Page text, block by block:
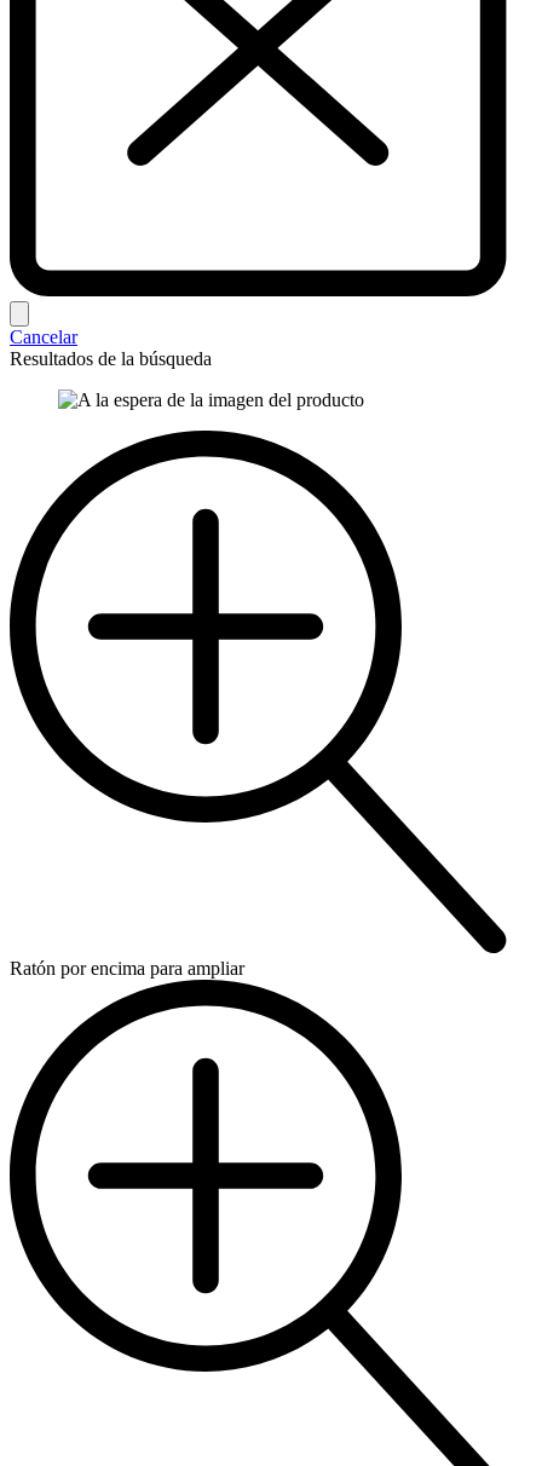
Cancelar
Resultados de la búsqueda
Ratón por encima para ampliar